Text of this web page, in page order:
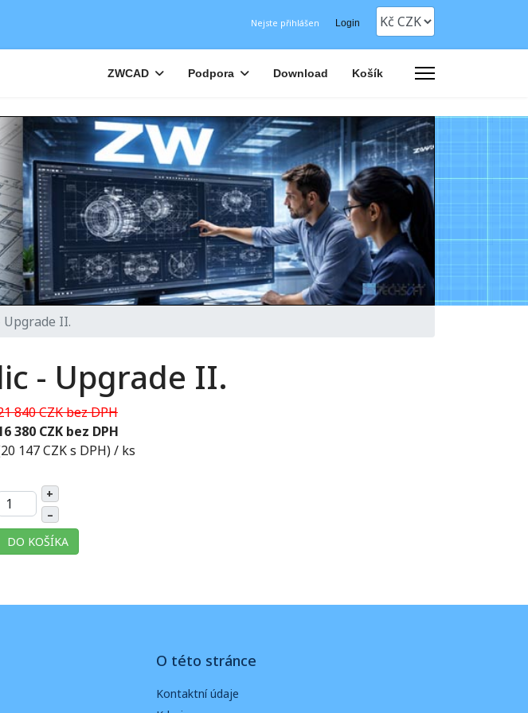
Nejste přihlášen Login
ZWCAD Podpora Download Košík
Upgrade II.
- Upgrade II.
840 CZK bez DPH
380 CZK bez DPH
147 CZK s DPH)/ ks
+
–
DO KOŠÍKA
O této stránce
Kontaktní údaje